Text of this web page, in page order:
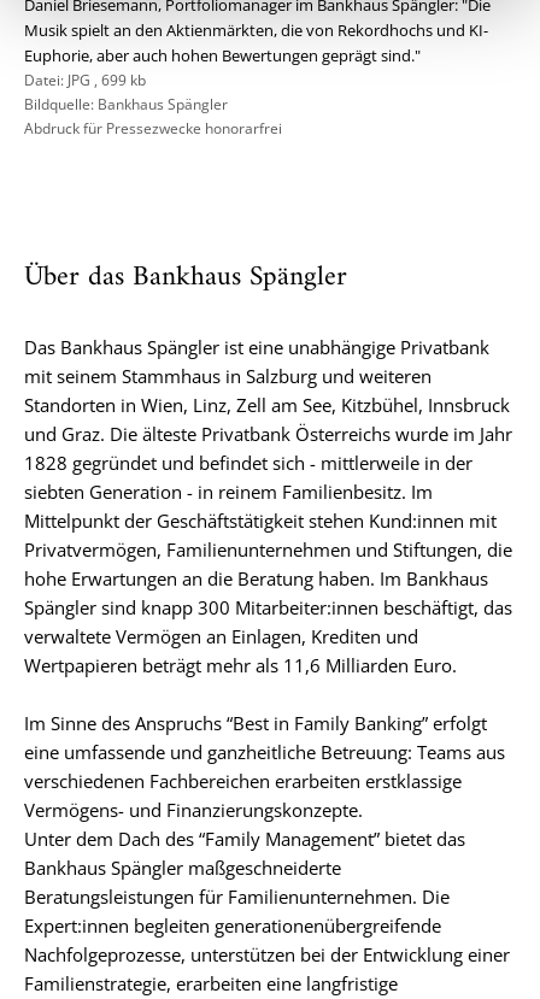
Daniel Briesemann, Portfoliomanager im Bankhaus Spängler: "Die
Musik spielt an den Aktienmärkten, die von Rekordhochs und KI-
Euphorie, aber auch hohen Bewertungen geprägt sind."
Datei: JPG ,699 kb
Bildquelle: Bankhaus Spängler
Abdruck für Pressezwecke honorarfrei
Über das Bankhaus Spängler
Das Bankhaus Spängler ist eine unabhängige Privatbank
mit seinem Stammhaus in Salzburg und weiteren
Standorten in Wien, Linz, Zell am See, Kitzbühel, Innsbruck
und Graz. Die älteste Privatbank Österreichs wurde im Jahr
1828 gegründet und befindet sich - mittlerweile in der
siebten Generation - in reinem Familienbesitz. Im
Mittelpunkt der Geschäftstätigkeit stehen Kund:innen mit
Privatvermögen, Familienunternehmen und Stiftungen, die
hohe Erwartungen an die Beratung haben. Im Bankhaus
Spängler sind knapp 300 Mitarbeiter:innen beschäftigt, das
verwaltete Vermögen an Einlagen, Krediten und
Wertpapieren beträgt mehr als 11,6 Milliarden Euro.
Im Sinne des Anspruchs “Best in Family Banking” erfolgt
eine umfassende und ganzheitliche Betreuung: Teams aus
verschiedenen Fachbereichen erarbeiten erstklassige
Vermögens- und Finanzierungskonzepte.
Unter dem Dach des “Family Management” bietet das
Bankhaus Spängler maßgeschneiderte
Beratungsleistungen für Familienunternehmen. Die
Expert:innen begleiten generationenübergreifende
Nachfolgeprozesse, unterstützen bei der Entwicklung einer
Familienstrategie, erarbeiten eine langfristige